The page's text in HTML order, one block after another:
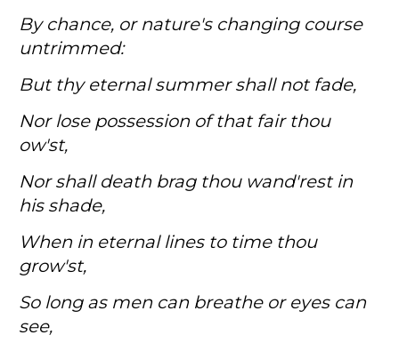
By chance, or nature's changing course
untrimmed:
But thy eternal summer shall not fade,
Nor lose possession of that fair thou
ow'st,
Nor shall death brag thou wand'rest in
his shade,
When in eternal lines to time thou
grow'st,
So long as men can breathe or eyes can
see,